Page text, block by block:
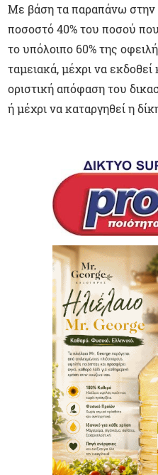
Με βάση τα παραπάνω στην
ποσοστό 40% του ποσού
το υπόλοιπο 60% της
ταμειακά, μέχρι να εκδοθεί
οριστική απόφαση του
ή μέχρι να καταργηθεί η